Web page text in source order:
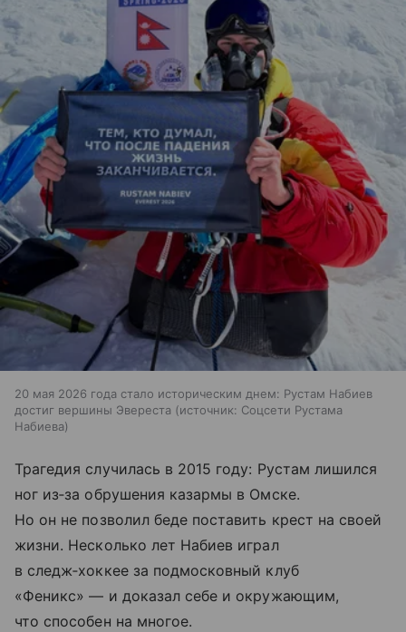
20 мая 2026 года стало историческим днем: Рустам Набиев
достиг вершины Эвереста
источник: Соцсети Рустама
Набиева
Трагедия случилась в 2015 году: Рустам лишился
ног из‑за обрушения казармы в Омске.
Но он не позволил беде поставить крест на своей
жизни. Несколько лет Набиев играл
в следж‑хоккее за подмосковный клуб
«Феникс» — и доказал себе и окружающим,
что способен на многое.